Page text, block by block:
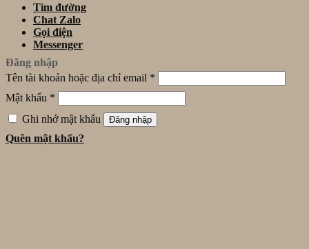
Tìm đường
Chat Zalo
Gọi điện
Messenger
Đăng nhập
Tên tài khoản hoặc địa chỉ email *
Mật khẩu *
Ghi nhớ mật khẩu
Đăng nhập
Quên mật khẩu?